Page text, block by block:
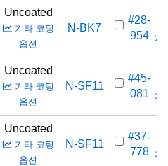
Uncoated
기타 코팅
옵션
N-BK7
#28-
954 가
Uncoated
기타 코팅
옵션
N-SF11
#45-
081 가
Uncoated
기타 코팅
옵션
N-SF11
#37-
778 가